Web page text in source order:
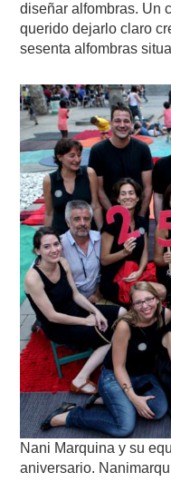
diseñar alfombras. Un
querido dejarlo claro
sesenta alfombras
Nani Marquina y su
aniversario.